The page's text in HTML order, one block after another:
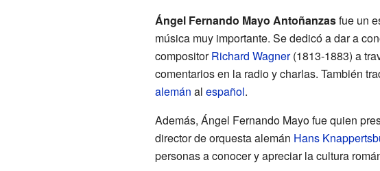
Ángel Fernando Mayo Antoñanzasfue un
música muy importante. Se dedicó a dar a
compositorRichard Wagner(1813-1883) a
comentarios en la radio y charlas. También
alemán al español.
Además, Ángel Fernando Mayo fue quien
director de orquesta alemán Hans
personas a conocer y apreciar la cultura